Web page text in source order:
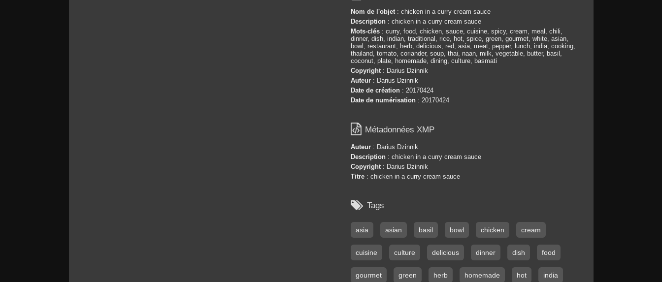
Nom de l'objet: chicken in a curry cream sauce
Description : chicken in a curry cream sauce
Mots-clés : curry, food, chicken, sauce, cuisine, spicy, cream, meal, chili,
dinner, dish, indian, traditional, rice, hot, spice, green, gourmet, white, asian,
bowl, restaurant, herb, delicious, red, asia, meat, pepper, lunch, india, cooking,
thailand, tomato, coriander, soup, thai, naan, milk, vegetable, butter, basil,
coconut, plate, homemade, dining, culture, basmati
Copyright: Darius Dzinnik
Auteur : Darius Dzinnik
Date de création : 20170424
Date de numérisation : 20170424
 Métadonnées XMP
Auteur : Darius Dzinnik
Description : chicken in a curry cream sauce
Copyright: Darius Dzinnik
Titre : chicken in a curry cream sauce
 Tags
asia asian basil bowl chicken cream
cuisine culture delicious dinner dish food
gourmet green herb homemade hot india